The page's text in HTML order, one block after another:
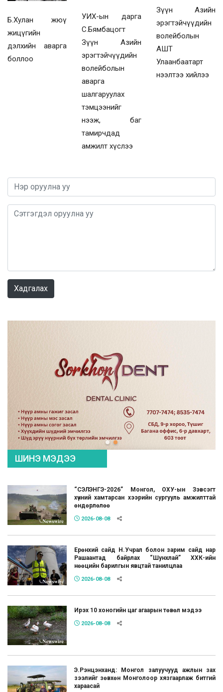
Б.Хулан жюү
жицүгийн
дэлхийн аварга
боллоо
УИХ-ын дарга
С.Бямбацогт
Зүүн Азийн
эрэгтэйчүүдийн
волейболын
аварга
шалгаруулах
тэмцээнийг
нээж, баг
тамирчдад
амжилт хүслээ
Зүүн Азийн
эрэгтэйчүүдийн
волейболын
АШТ
Улаанбаатарт
нээлтээ хийлээ
Хадгалах
ШИНЭ МЭДЭЭ
“СЭЛЭНГЭ-2026” Монгол, ОХУ-ын Зэвсэгт
хүчний хамтарсан хээрийн сургууль амжилттай
өндөрлөлөө
2026-08-08
Ерөнхий сайд Н.Учрал болон зарим сайд нар
Рашаантад байрлах “Шунхлай” ХХК-ийн
нөөцийн барилгын явцтай танилцлаа
2026-08-08
Ирэх 10 хоногийн цаг агаарын төвөл мэдээ
2026-08-08
Э.Рэнцэнханд: Монгол залуучууд ажлын зах
зээлийг зөвхөн Монголоор хязгаарлаж битгий
хараасай